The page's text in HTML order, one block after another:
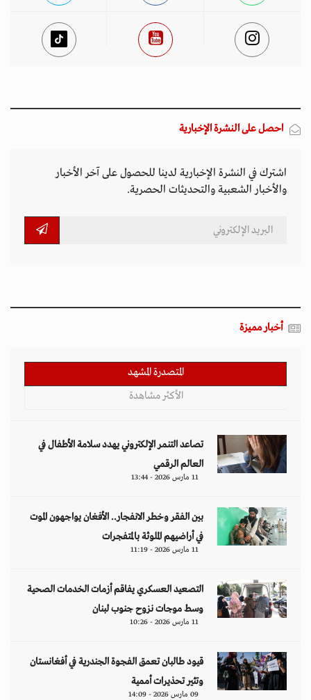
احصل على النشرة الإخبارية
اشترك في النشرة الإخبارية لدينا للحصول على آخر الأخبار
والأخبار الشعبية والتحديثات الحصرية.
أخبار مميزة
المتصدرة المشهد
الأكثر مشاهدة
تصاعد التنمر الإلكتروني يهدد سلامة الأطفال في
العالم الرقمي
11 مارس 2026 - 13:44
بين الفقر وخطر الانفجار.. الأفغان يواجهون الموت
في أراضيهم الملوثة بالمتفجرات
11 مارس 2026 - 11:19
التصعيد العسكري يفاقم أزمات الخدمات الصحية
وسط موجات نزوح جنوب لبنان
11 مارس 2026 - 10:26
قيود طالبان تعمق الفجوة الجندرية في أفغانستان
وتثير تحذيرات أممية
09 مارس 2026 - 14:09